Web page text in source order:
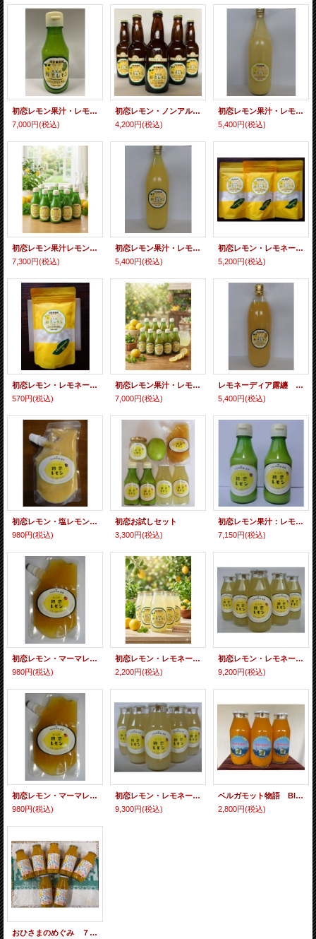
初恋レモン果汁・レモネーディア露纏：１０本セット
7,000円(税込)
初恋レモン・ノンアルコールクラフトビール６本セット
4,200円(税込)
初恋レモン果汁・レモン 閃光果 １リットル
5,400円(税込)
初恋レモン果汁レモン：１０本セット
7,300円(税込)
初恋レモン果汁・レモネーディア 艶書 １リットル
5,400円(税込)
初恋レモン・レモネーム（飴）１０個セット
5,200円(税込)
初恋レモン・レモネーム（飴）
570円(税込)
初恋レモン果汁・レモネーディア：１０本セット
7,000円(税込)
レモネーディア露纏 睦月の雫 1リットル
5,400円(税込)
初恋レモン・塩レモンペースト
980円(税込)
初恋お試しセット
3,300円(税込)
初恋レモン果汁：レモン×レモネーディア：各５本セット
7,150円(税込)
初恋レモン・マーマレード爽風
980円(税込)
初恋レモン・レモネード（レモネーディアバージョン）：７本セット
2,200円(税込)
初恋レモン・レモネード（レモネーディアバージョン）：３０本セット
9,200円(税込)
初恋レモン・マーマレード
980円(税込)
初恋レモン・レモネード：３０本セット
9,300円(税込)
ベルガモット物語 Blue Island７本セット
2,800円(税込)
おひさまのめぐみ ７本セット